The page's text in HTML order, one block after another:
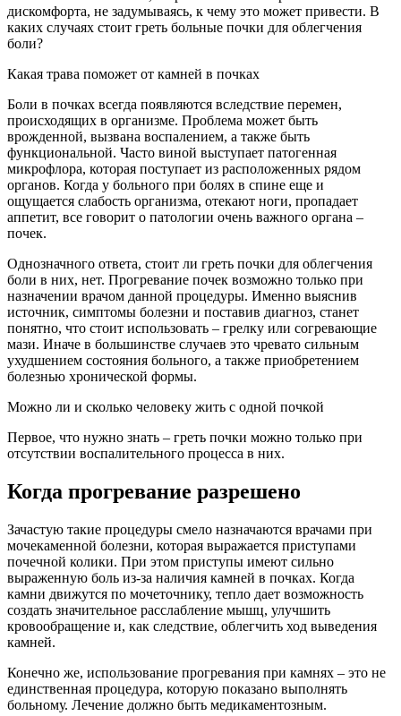
дискомфорта, не задумываясь, к чему это может привести. В
каких случаях стоит греть больные почки для облегчения
боли?
Какая трава поможет от камней в почках
Боли в почках всегда появляются вследствие перемен,
происходящих в организме. Проблема может быть
врожденной, вызвана воспалением, а также быть
функциональной. Часто виной выступает патогенная
микрофлора, которая поступает из расположенных рядом
органов. Когда у больного при болях в спине еще и
ощущается слабость организма, отекают ноги, пропадает
аппетит, все говорит о патологии очень важного органа –
почек.
Однозначного ответа, стоит ли греть почки для облегчения
боли в них, нет. Прогревание почек возможно только при
назначении врачом данной процедуры. Именно выяснив
источник, симптомы болезни и поставив диагноз, станет
понятно, что стоит использовать – грелку или согревающие
мази. Иначе в большинстве случаев это чревато сильным
ухудшением состояния больного, а также приобретением
болезнью хронической формы.
Можно ли и сколько человеку жить с одной почкой
Первое, что нужно знать – греть почки можно только при
отсутствии воспалительного процесса в них.
Когда прогревание разрешено
Зачастую такие процедуры смело назначаются врачами при
мочекаменной болезни, которая выражается приступами
почечной колики. При этом приступы имеют сильно
выраженную боль из-за наличия камней в почках. Когда
камни движутся по мочеточнику, тепло дает возможность
создать значительное расслабление мышц, улучшить
кровообращение и, как следствие, облегчить ход выведения
камней.
Конечно же, использование прогревания при камнях – это не
единственная процедура, которую показано выполнять
больному. Лечение должно быть медикаментозным.